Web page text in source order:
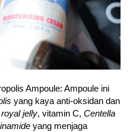
Ampoule: Ampoule ini
yang kaya anti-oksidan dan
royal jelly, vitamin C, Centella
yang menjaga